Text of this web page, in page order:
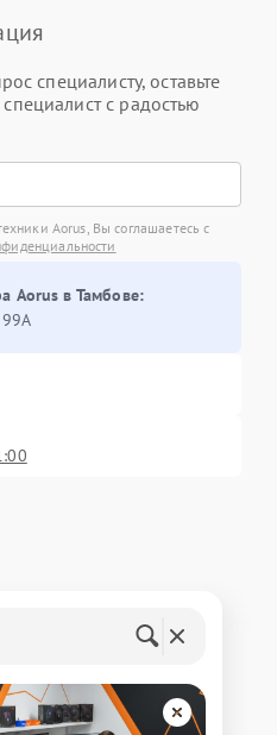
специалисту, оставьте
с радостью
Aorus, Вы соглашаетесь с
Aorus в Тамбове:
99А